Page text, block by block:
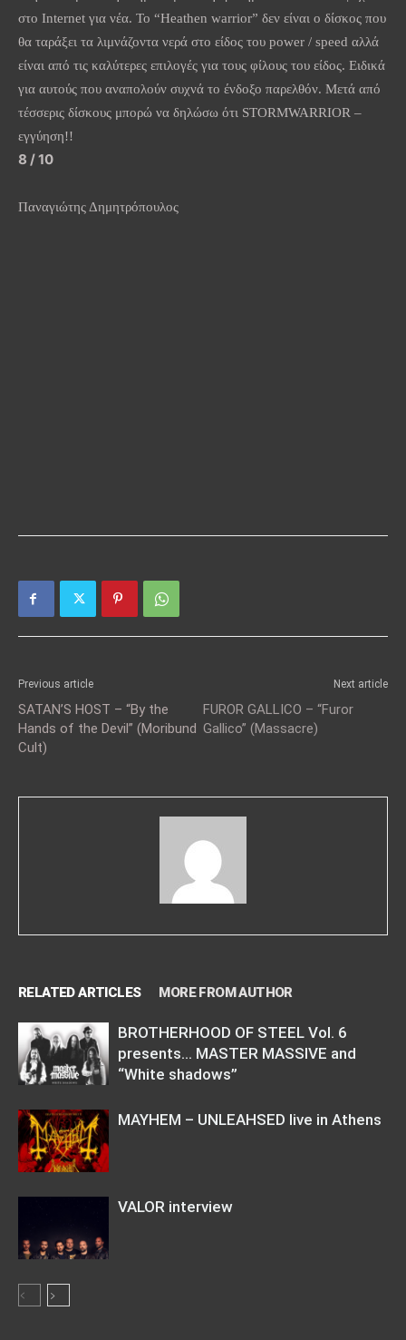
στο Internet για νέα. Το “Heathen warrior” δεν είναι ο δίσκος που
θα ταράξει τα λιμνάζοντα νερά στο είδος του power / speed αλλά
είναι από τις καλύτερες επιλογές για τους φίλους του είδος. Ειδικά
για αυτούς που αναπολούν συχνά το ένδοξο παρελθόν. Μετά από
τέσσερις δίσκους μπορώ να δηλώσω ότι STORMWARRIOR –
εγγύηση!!
8 / 10
Παναγιώτης Δημητρόπουλος
Previous article
SATAN’S HOST – “By the
Hands of the Devil” (Moribund
Cult)
Next article
FUROR GALLICO – “Furor
Gallico” (Massacre)
RELATED ARTICLES MORE FROM AUTHOR
BROTHERHOOD OF STEEL Vol. 6
presents… MASTER MASSIVE and
“White shadows”
MAYHEM – UNLEAHSED live in Athens
VALOR interview